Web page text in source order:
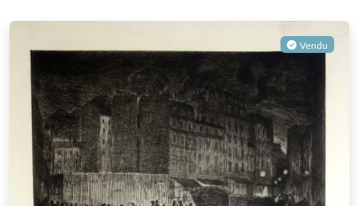
Vendu